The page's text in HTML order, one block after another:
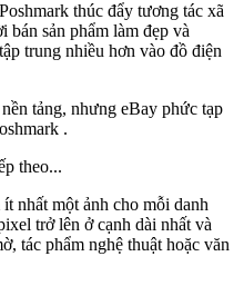
thúc đẩy tương tác xã
sản phẩm làm đẹp và
trung nhiều hơn vào đồ điện
tảng, nhưng eBay phức tạp
.
theo...
nhất một ảnh cho mỗi danh
trở lên ở cạnh dài nhất và
tác phẩm nghệ thuật hoặc văn